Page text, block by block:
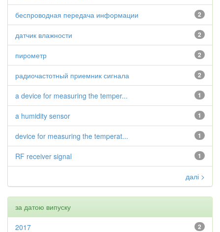
2
беспроводная передача информации
2
датчик влажности
2
пирометр
2
радиочастотный приемник сигнала
1
a device for measuring the temper...
1
a humidity sensor
1
device for measuring the temperat...
1
RF receiver signal
далі >
за датою випуску
2
2017